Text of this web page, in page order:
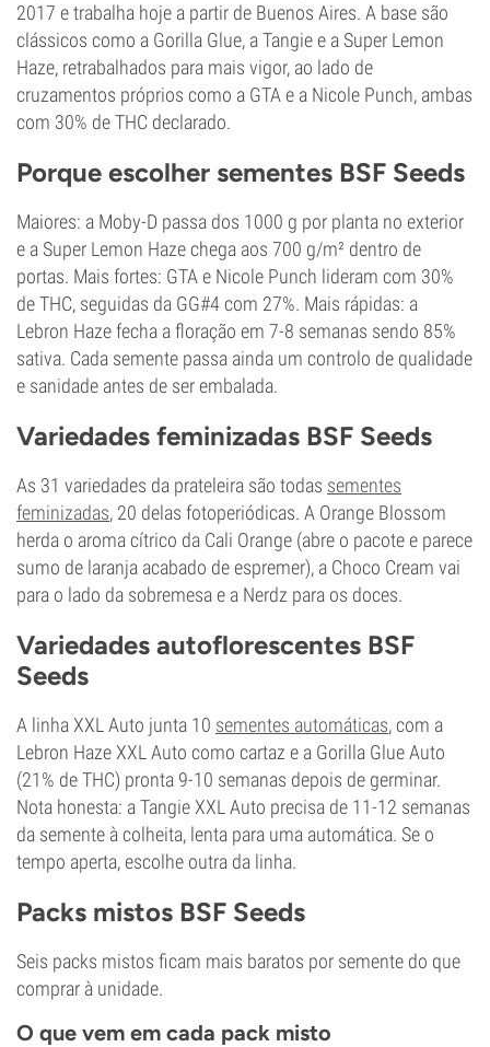
2017 e trabalha hoje a partir de Buenos Aires. A base são
clássicos como a Gorilla Glue, a Tangie e a Super Lemon
Haze, retrabalhados para mais vigor, ao lado de
cruzamentos próprios como a GTA e a Nicole Punch, ambas
com 30% de THC declarado.
Porque escolher sementes BSF Seeds
Maiores: a Moby-D passa dos 1000 g por planta no exterior
e a Super Lemon Haze chega aos 700 g/m² dentro de
portas. Mais fortes: GTA e Nicole Punch lideram com 30%
de THC, seguidas da GG#4 com 27%. Mais rápidas: a
Lebron Haze fecha a floração em 7-8 semanas sendo 85%
sativa. Cada semente passa ainda um controlo de qualidade
e sanidade antes de ser embalada.
Variedades feminizadas BSF Seeds
As 31 variedades da prateleira são todas sementes
feminizadas, 20 delas fotoperiódicas. A Orange Blossom
herda o aroma cítrico da Cali Orange (abre o pacote e parece
sumo de laranja acabado de espremer), a Choco Cream vai
para o lado da sobremesa e a Nerdz para os doces.
Variedades autoflorescentes BSF
Seeds
A linha XXL Auto junta 10 sementes automáticas, com a
Lebron Haze XXL Auto como cartaz e a Gorilla Glue Auto
(21% de THC) pronta 9-10 semanas depois de germinar.
Nota honesta: a Tangie XXL Auto precisa de 11-12 semanas
da semente à colheita, lenta para uma automática. Se o
tempo aperta, escolhe outra da linha.
Packs mistos BSF Seeds
Seis packs mistos ficam mais baratos por semente do que
comprar à unidade.
O que vem em cada pack misto